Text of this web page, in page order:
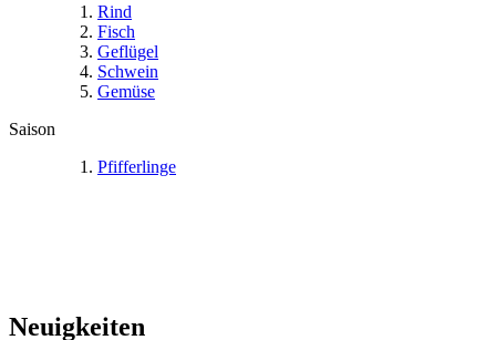
Rind
Fisch
Geflügel
Schwein
Gemüse
Saison
Pfifferlinge
Neuigkeiten